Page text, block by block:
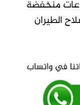
منخفضة
الطيران